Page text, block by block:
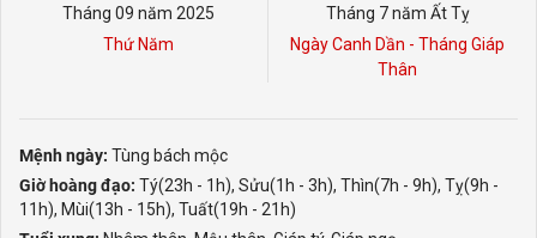
Tháng 09 năm 2025
Thứ Năm
Tháng 7 năm Ất Tỵ
Ngày Canh Dần - Tháng Giáp
Thân
Mệnh ngày: Tùng bách mộc
Giờ hoàng đạo: Tý(23h - 1h), Sửu(1h - 3h), Thìn(7h - 9h), Tỵ(9h -
11h), Mùi(13h - 15h), Tuất(19h - 21h)